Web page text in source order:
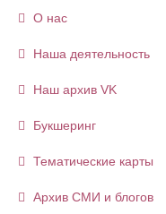
О нас
Наша деятельность
Наш архив VK
Букшеринг
Тематические карты
Архив СМИ и блогов